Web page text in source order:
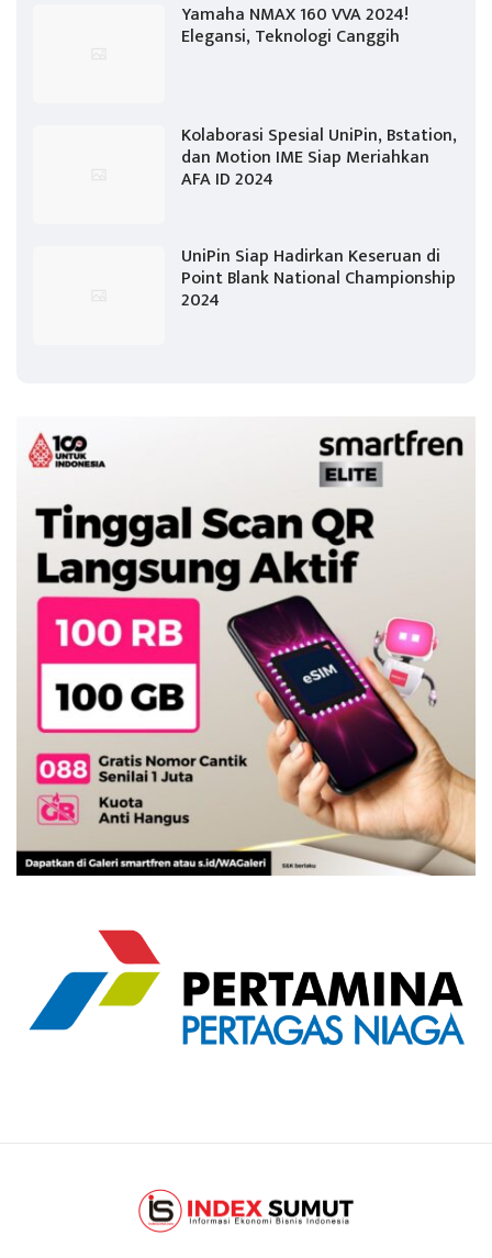
Yamaha NMAX 160 VVA 2024!
Elegansi, Teknologi Canggih
Kolaborasi Spesial UniPin, Bstation,
dan Motion IME Siap Meriahkan
AFA ID 2024
UniPin Siap Hadirkan Keseruan di
Point Blank National Championship
2024